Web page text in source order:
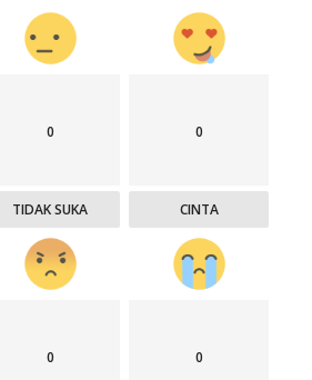
0
TIDAK SUKA
0
CINTA
0 0